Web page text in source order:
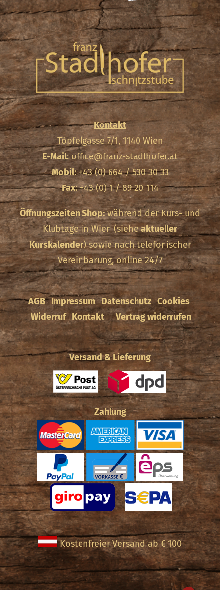
Kontakt
Töpfelgasse 7/1, 1140 Wien
E-Mail:office@franz-stadlhofer.at
Mobil: +43 (0) 664 / 530 30 33
Fax: +43 (0) 1 / 89 20 114
Öffnungszeiten Shop:während der Kurs- und
Klubtage in Wien (sieheaktueller
Kurskalender) sowie nach telefonischer
Vereinbarung, online 24/7
AGB Impressum Datenschutz Cookies
Widerruf Kontakt Vertrag widerrufen
Versand & Lieferung
Zahlung
Kostenfreier Versand ab € 100